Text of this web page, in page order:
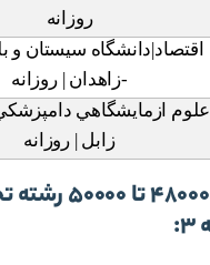
روزانه
اقتصاد|دانشگاه سيستان و
-زاهدان | روزانه
علوم ازمايشگاهي
زابل | روزانه
قبولی با رتبه